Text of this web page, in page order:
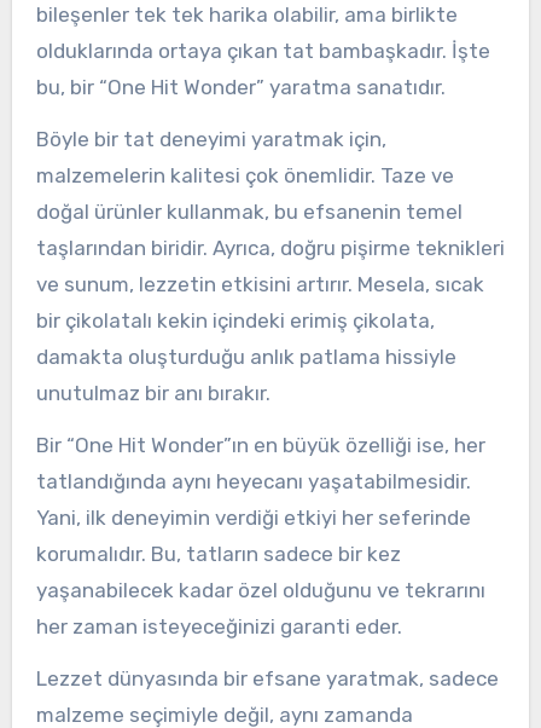
bileşenler tek tek harika olabilir, ama birlikte
olduklarında ortaya çıkan tat bambaşkadır. İşte
bu, bir “One Hit Wonder” yaratma sanatıdır.
Böyle bir tat deneyimi yaratmak için,
malzemelerin kalitesi çok önemlidir. Taze ve
doğal ürünler kullanmak, bu efsanenin temel
taşlarından biridir. Ayrıca, doğru pişirme teknikleri
ve sunum, lezzetin etkisini artırır. Mesela, sıcak
bir çikolatalı kekin içindeki erimiş çikolata,
damakta oluşturduğu anlık patlama hissiyle
unutulmaz bir anı bırakır.
Bir “One Hit Wonder”ın en büyük özelliği ise, her
tatlandığında aynı heyecanı yaşatabilmesidir.
Yani, ilk deneyimin verdiği etkiyi her seferinde
korumalıdır. Bu, tatların sadece bir kez
yaşanabilecek kadar özel olduğunu ve tekrarını
her zaman isteyeceğinizi garanti eder.
Lezzet dünyasında bir efsane yaratmak, sadece
malzeme seçimiyle değil, aynı zamanda